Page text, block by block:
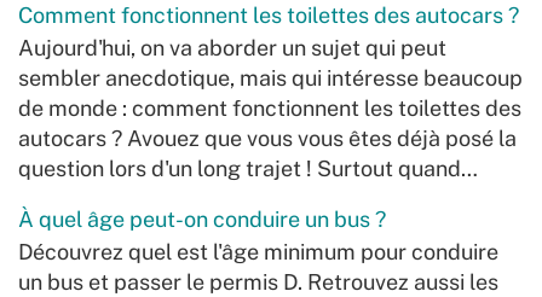
Comment fonctionnent les toilettes des autocars ?
Aujourd'hui, on va aborder un sujet qui peut
sembler anecdotique, mais qui intéresse beaucoup
de monde : comment fonctionnent les toilettes des
autocars ? Avouez que vous vous êtes déjà posé la
question lors d'un long trajet ! Surtout quand…
À quel âge peut-on conduire un bus ?
Découvrez quel est l'âge minimum pour conduire
un bus et passer le permis D. Retrouvez aussi les